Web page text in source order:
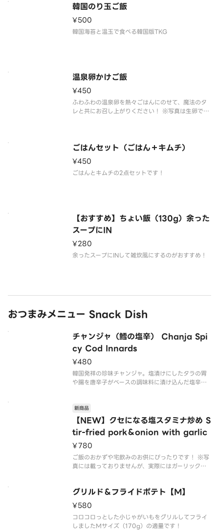
韓国のり玉ご飯
¥500
韓国海苔と温玉で食べる韓国版TKG
温泉卵かけご飯
¥450
ふわふわの温泉卵を熱々ごはんにのせて、魔法のタ
レと共にお召し上がりください！ ※写真は生卵です
ごはんセット（ごはん＋キムチ）
¥450
ごはんとキムチの2点セットです！
【おすすめ】ちょい飯（130g）余った
スープにIN
¥280
余ったスープにINして雑炊風にするのがおすすめ！
おつまみメニュー Snack Dish
チャンジャ（鱈の塩辛） Chanja Spi
cy Cod Innards
¥480
韓国発祥の珍味チャンジャ。塩漬けにしたタラの胃
や腸を唐辛子がベースの調味料に漬け込んだ塩辛で
【NEW】クセになる塩スタミナ炒め S
tir-fried pork＆onion with garlic
新商品
¥780
ご飯のおかずや宅飲みのお供にぴったりです！ ※写
真には載っておりませんが、実際にはガーリックチ
グリルド＆フライドポテト【M】
¥580
コロコロっとした小じゃがいもをグリルしてフライ
しましたMサイズ（170g）の適量です！